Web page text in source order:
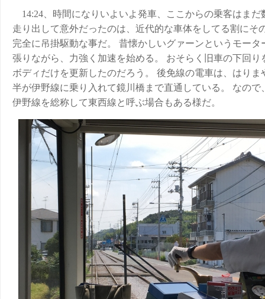
14:24、時間になりいよいよ発車、ここからの乗客はまだ
走り出して意外だったのは、近代的な車体をしてる割にそ
完全に吊掛駆動な事だ。 昔懐かしいグァーンというモータ
張りながら、力強く加速を始める。 おそらく旧車の下回り
ボディだけを更新したのだろう。 後免線の電車は、はりま
半が伊野線に乗り入れて鏡川橋まで直通している。 なので
伊野線を総称して東西線と呼ぶ場合もある様だ。